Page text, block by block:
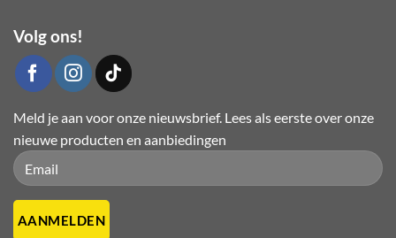
Volg ons!
Meld je aan voor onze nieuwsbrief. Lees als eerste over onze
nieuwe producten en aanbiedingen
Please leave this field empty.
Please leave this field empty.